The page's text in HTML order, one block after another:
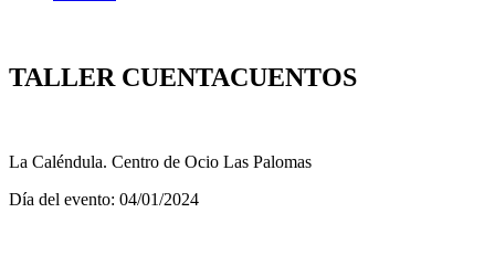
TALLER CUENTACUENTOS
La Caléndula. Centro de Ocio Las Palomas
Día del evento: 04/01/2024